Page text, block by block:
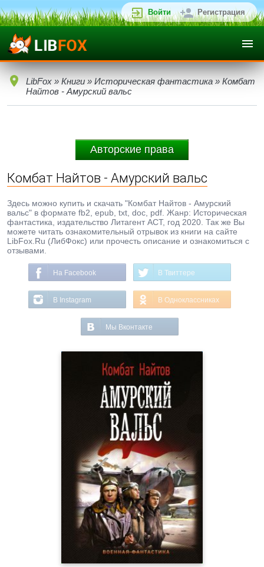
Войти Регистрация
LibFox » Книги » Историческая фантастика » Комбат
Найтов - Амурский вальс
Авторские права
Комбат Найтов - Амурский вальс
Здесь можно купить и скачать "Комбат Найтов - Амурский
вальс" в формате fb2, epub, txt, doc, pdf. Жанр: Историческая
фантастика, издательство Литагент АСТ, год 2020. Так же Вы
можете читать ознакомительный отрывок из книги на сайте
LibFox.Ru (ЛибФокс) или прочесть описание и ознакомиться с
отзывами.
На Facebook В Твиттере
В Instagram В Одноклассниках
Мы Вконтакте